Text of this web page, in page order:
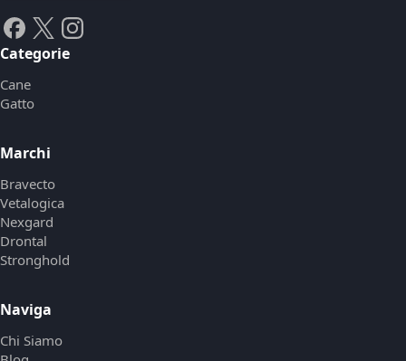
Categorie
Cane
Gatto
Marchi
Bravecto
Vetalogica
Nexgard
Drontal
Stronghold
Naviga
Chi Siamo